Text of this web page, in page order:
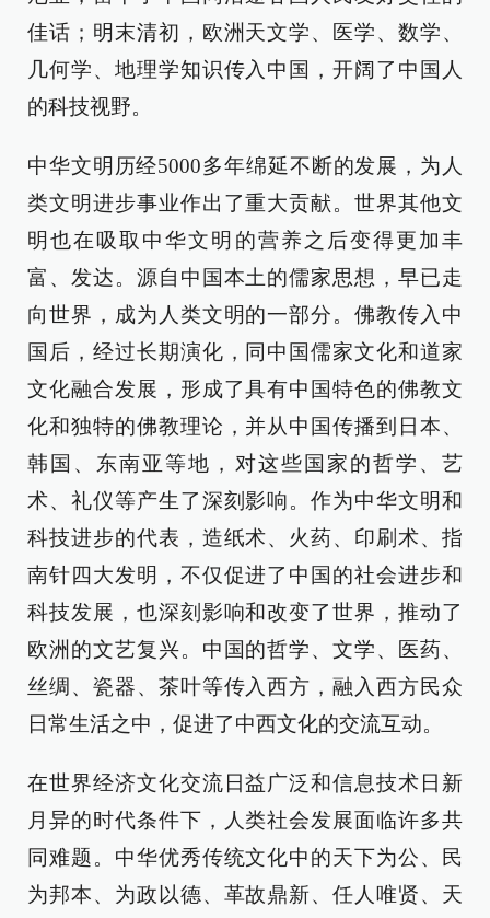
佳话；明末清初，欧洲天文学、医学、数学、
几何学、地理学知识传入中国，开阔了中国人
的科技视野。
中华文明历经5000多年绵延不断的发展，为人
类文明进步事业作出了重大贡献。世界其他文
明也在吸取中华文明的营养之后变得更加丰
富、发达。源自中国本土的儒家思想，早已走
向世界，成为人类文明的一部分。佛教传入中
国后，经过长期演化，同中国儒家文化和道家
文化融合发展，形成了具有中国特色的佛教文
化和独特的佛教理论，并从中国传播到日本、
韩国、东南亚等地，对这些国家的哲学、艺
术、礼仪等产生了深刻影响。作为中华文明和
科技进步的代表，造纸术、火药、印刷术、指
南针四大发明，不仅促进了中国的社会进步和
科技发展，也深刻影响和改变了世界，推动了
欧洲的文艺复兴。中国的哲学、文学、医药、
丝绸、瓷器、茶叶等传入西方，融入西方民众
日常生活之中，促进了中西文化的交流互动。
在世界经济文化交流日益广泛和信息技术日新
月异的时代条件下，人类社会发展面临许多共
同难题。中华优秀传统文化中的天下为公、民
为邦本、为政以德、革故鼎新、任人唯贤、天